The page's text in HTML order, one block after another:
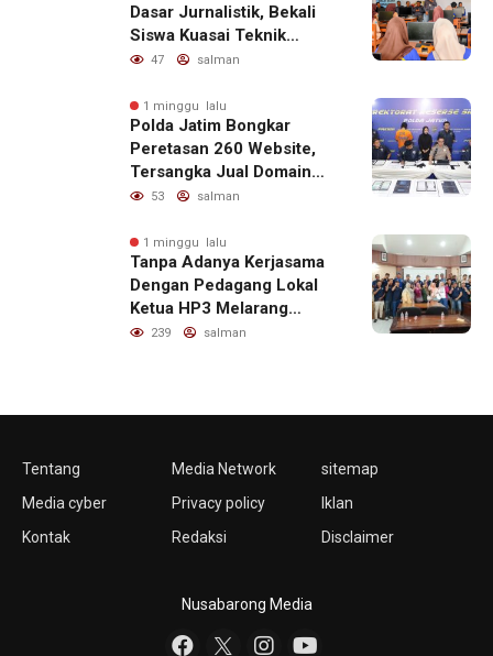
Dasar Jurnalistik, Bekali
Siswa Kuasai Teknik
Menulis Berita yang
47 salman
1 minggu lalu
Polda Jatim Bongkar
Peretasan 260 Website,
Tersangka Jual Domain
untuk Promosi Judi Online
53 salman
1 minggu lalu
Tanpa Adanya Kerjasama
Dengan Pedagang Lokal
Ketua HP3 Melarang
Aktifitas Pedagang Ikan
239 salman
Tentang
Media cyber
Kontak
Media Network
Privacy policy
Redaksi
sitemap
Iklan
Disclaimer
Nusabarong Media